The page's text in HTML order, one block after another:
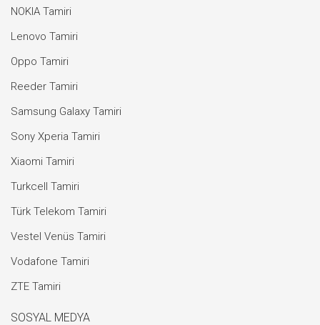
NOKIA Tamiri
Lenovo Tamiri
Oppo Tamiri
Reeder Tamiri
Samsung Galaxy Tamiri
Sony Xperia Tamiri
Xiaomi Tamiri
Turkcell Tamiri
Türk Telekom Tamiri
Vestel Venüs Tamiri
Vodafone Tamiri
ZTE Tamiri
SOSYAL MEDYA